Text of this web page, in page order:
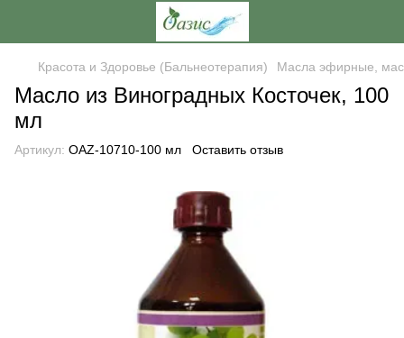
Красота и Здоровье (Бальнеотерапия) Масла эфирные,
Масло из Виноградных Косточек, 100
мл
Артикул: OAZ-10710-100 мл Оставить отзыв